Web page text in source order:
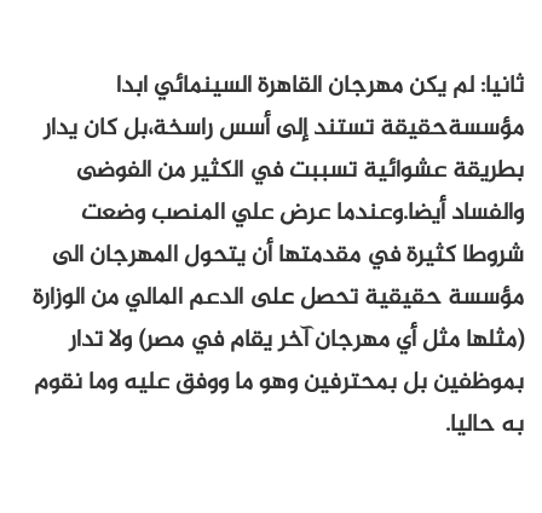
ثانيا: لم يكن مهرجان القاهرة السينمائي ابدا
مؤسسةحقيقة تستند إلى أسس راسخة،بل كان يدار
بطريقة عشوائية تسببت في الكثير من الفوضى
والفساد أيضا.وعندما عرض علي المنصب وضعت
شروطا كثيرة في مقدمتها أن يتحول المهرجان الى
مؤسسة حقيقية تحصل على الدعم المالي من الوزارة
(مثلها مثل أي مهرجان آخر يقام في مصر) ولا تدار
بموظفين بل بمحترفين وهو ما ووفق عليه وما نقوم
به حاليا.